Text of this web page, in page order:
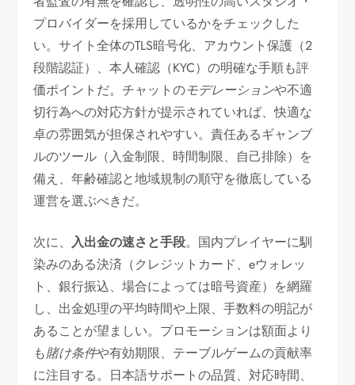
プロバイダーを採用しているかをチェックした
い。サイト全体のTLS暗号化、アカウント保護（2
段階認証）、本人確認（KYC）の明確な手順も評
価ポイントだ。チャットのモデレーションや不適
切行為への対応方針が提示されていれば、快適な
卓の雰囲気が担保されやすい。責任あるギャンブ
ルのツール（入金制限、時間制限、自己排除）を
備え、年齢確認と地域規制の順守を徹底している
運営を選ぶべきだ。
次に、入出金の速さと手段。国内プレイヤーに馴
染みのある決済（クレジットカード、eウォレッ
ト、銀行振込、場合によっては暗号資産）を網羅
し、出金処理の平均時間や上限、手数料の明記が
あることが望ましい。プロモーションは額面より
も賭け条件や有効期限、テーブルゲームの貢献率
に注目する。日本語サポートの品質、対応時間、